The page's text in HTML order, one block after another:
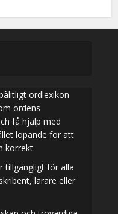
ordlexikon
ordens
få hjälp med
löpande för att
korrekt.
tillgängligt för alla
lärare eller